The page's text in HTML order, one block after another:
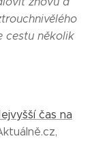
cestu několik
čas na